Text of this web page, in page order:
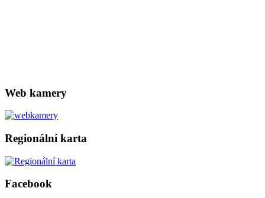
Web kamery
Regionální karta
Facebook